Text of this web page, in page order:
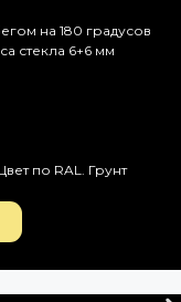
на 180 градусов
стекла 6+6 мм
по RAL. Грунт